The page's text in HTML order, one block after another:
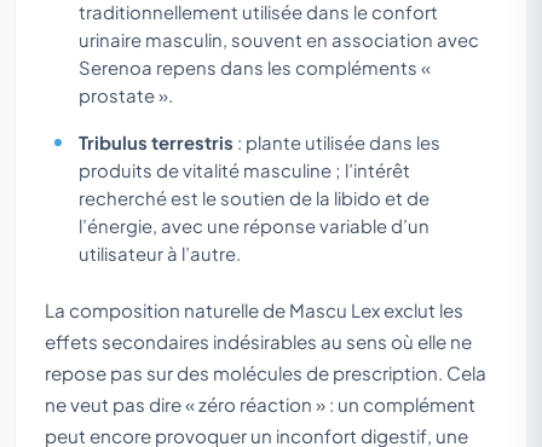
traditionnellement utilisée dans le confort
urinaire masculin, souvent en association avec
Serenoa repens dans les compléments «
prostate ».
Tribulus terrestris : plante utilisée dans les
produits de vitalité masculine ; l’intérêt
recherché est le soutien de la libido et de
l’énergie, avec une réponse variable d’un
utilisateur à l’autre.
La composition naturelle de Mascu Lex exclut les
effets secondaires indésirables au sens où elle ne
repose pas sur des molécules de prescription. Cela
ne veut pas dire « zéro réaction » : un complément
peut encore provoquer un inconfort digestif, une